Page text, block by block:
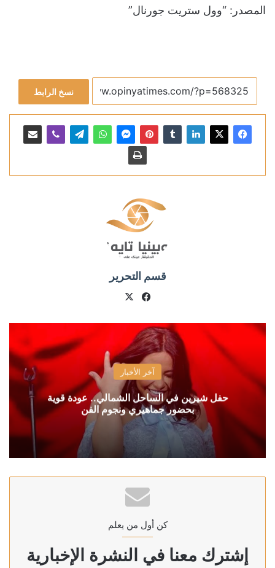
المصدر: “وول ستريت جورنال”
نسخ الرابط
قسم التحرير
فيسبوك
آخر الأخبار
حفل شيرين في الساحل الشمالي.. عودة قوية
بحضور جماهيري ونجوم الفن
كن أول من يعلم
إشترك معنا في النشرة الإخبارية